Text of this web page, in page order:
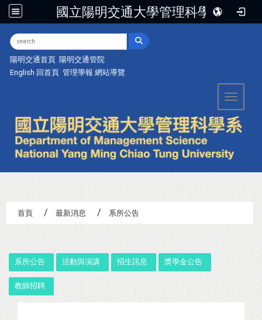
國立陽明交通大學管理科學系
陽明交通首頁 陽明交通管院
English 回首頁 管理學報 網站導覽
Toggle
首頁 最新消息 系所公告
系所公告 活動與演講 招生訊息 獎學金公告
教師招聘